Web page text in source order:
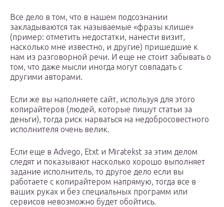
Все дело в том, что в нашем подсознании
закладываются так называемые «фразы клише»
(пример: отметить недостатки, нанести визит,
насколько мне известно, и другие) пришедшие к
нам из разговорной речи. И еще не стоит забывать о
том, что даже мысли иногда могут совпадать с
другими авторами.
Если же вы наполняете сайт, используя для этого
копирайтеров (людей, которые пишут статьи за
деньги), тогда риск нарваться на недобросовестного
исполнителя очень велик.
Если еще в Advego, Etxt и Miratekst за этим делом
следят и показывают насколько хорошо выполняет
задание исполнитель, то другое дело если вы
работаете с копирайтером напрямую, тогда все в
ваших руках и без специальных программ или
сервисов невозможно будет обойтись.